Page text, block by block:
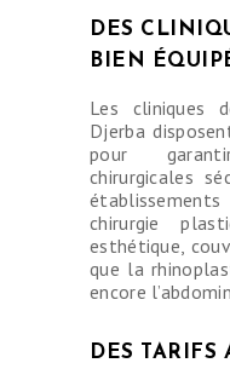
DES
BIEN
Les cliniques
Djerba
pour
chirurgicales
chirurgie
esthétique,
que la
encore
DES TARIFS